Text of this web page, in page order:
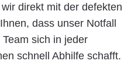
direkt mit der defekten
dass unser Notfall
sich in jeder
schnell Abhilfe schafft.